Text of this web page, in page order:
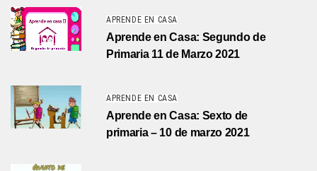
APRENDE EN CASA
Aprende en Casa: Segundo de
Primaria 11 de Marzo 2021
APRENDE EN CASA
Aprende en Casa: Sexto de
primaria – 10 de marzo 2021